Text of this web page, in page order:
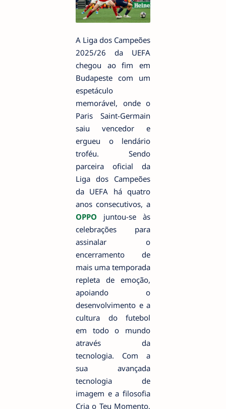
A Liga dos Campeões
2025/26 da UEFA
chegou ao fim em
Budapeste com um
espetáculo
memorável, onde o
Paris Saint-Germain
saiu vencedor e
ergueu o lendário
troféu. Sendo
parceira oficial da
Liga dos Campeões
da UEFA há quatro
anos consecutivos, a
OPPO
juntou-se às
celebrações para
assinalar o
encerramento de
mais uma temporada
repleta de emoção,
apoiando o
desenvolvimento e a
cultura do futebol
em todo o mundo
através da
tecnologia. Com a
sua avançada
tecnologia de
imagem e a filosofia
Cria o Teu Momento,